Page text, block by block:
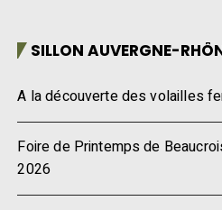
SILLON AUVERGNE-
A la découverte des volailles
Foire de Printemps de
2026